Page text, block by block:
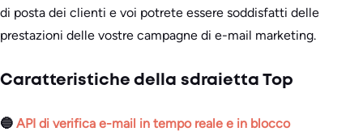
di posta dei clienti e voi potrete essere soddisfatti delle
prestazioni delle vostre campagne di e-mail marketing.
Caratteristiche della sdraietta Top
🔵 API di verifica e-mail in tempo reale e in blocco